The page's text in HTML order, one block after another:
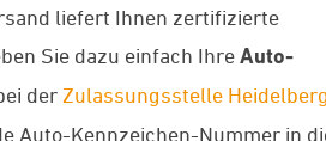
liefert Ihnen zertifizierte
Sie dazu einfach IhreAuto-
der Zulassungsstelle Heidelberg
Auto-Kennzeichen-Nummer in